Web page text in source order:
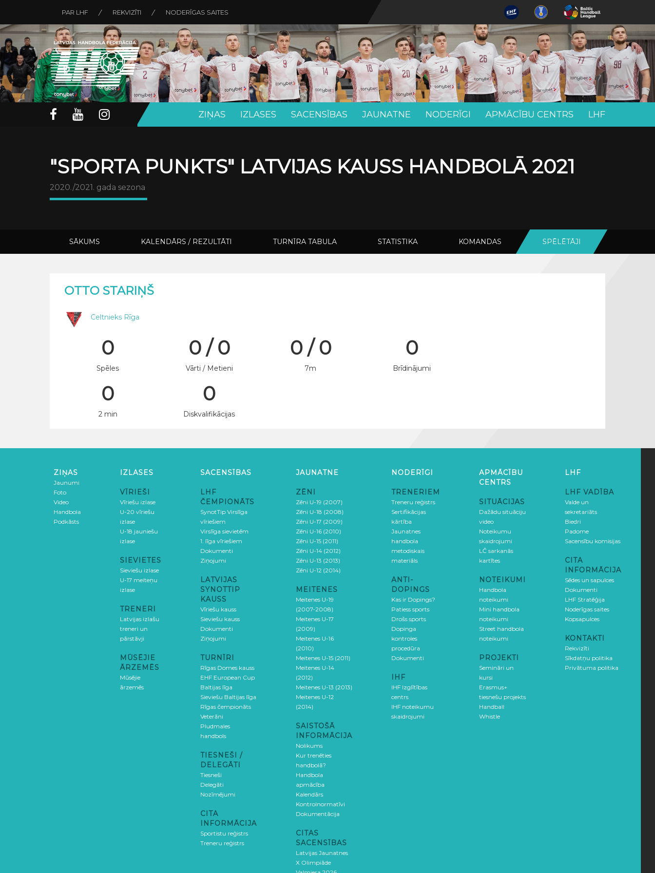
PAR LHF REKVIZĪTI NODERĪGAS SAITES
ZIŅAS IZLASES SACENSĪBAS JAUNATNE NODERĪGI APMĀCĪBU CENTRS LHF
"SPORTA PUNKTS" LATVIJAS KAUSS HANDBOLĀ 2021
2020./2021. gada sezona
SĀKUMS KALENDĀRS / REZULTĀTI TURNĪRA TABULA STATISTIKA KOMANDAS SPĒLĒTĀJI
OTTO STARIŅŠ
Celtnieks Rīga
0
Spēles
0 / 0
Vārti / Metieni
0 / 0
7m
0
Brīdinājumi
0
2 min
0
Diskvalifikācijas
ZIŅAS
Jaunumi
Foto
Video
Handbola
Podkāsts
IZLASES
VĪRIEŠI
Vīriešu izlase
U-20 vīriešu
izlase
U-18 jauniešu
izlase
SIEVIETES
Sieviešu izlase
U-17 meiteņu
izlase
TRENERI
Latvijas izlašu
treneri un
pārstāvji
MŪSĒJIE
ĀRZEMĒS
Mūsējie
ārzemēs
SACENSĪBAS
LHF
ČEMPIONĀTS
SynotTip Virslīga
vīriešiem
Virslīga sievietēm
1. līga vīriešiem
Dokumenti
Ziņojumi
LATVIJAS
SYNOTTIP
KAUSS
Vīriešu kauss
Sieviešu kauss
Dokumenti
Ziņojumi
TURNĪRI
Rīgas Domes kauss
EHF European Cup
Baltijas līga
Sieviešu Baltijas līga
Rīgas čempionāts
Veterāni
Pludmales
handbols
TIESNEŠI /
DELEGĀTI
Tiesneši
Delegāti
Nozīmējumi
CITA
INFORMĀCIJA
Sportistu reģistrs
Treneru reģistrs
JAUNATNE
ZĒNI
Zēni U-19 (2007)
Zēni U-18 (2008)
Zēni U-17 (2009)
Zēni U-16 (2010)
Zēni U-15 (2011)
Zēni U-14 (2012)
Zēni U-13 (2013)
Zēni U-12 (2014)
MEITENES
Meitenes U-19
(2007-2008)
Meitenes U-17
(2009)
Meitenes U-16
(2010)
Meitenes U-15 (2011)
Meitenes U-14
(2012)
Meitenes U-13 (2013)
Meitenes U-12
(2014)
SAISTOŠĀ
INFORMĀCIJA
Nolikums
Kur trenēties
handbolā?
Handbola
apmācība
Kalendārs
Kontrolnormatīvi
Dokumentācija
CITAS
SACENSĪBAS
Latvijas Jaunatnes
X Olimpiāde
NODERĪGI
TRENERIEM
Treneru reģistrs
Sertifikācijas
kārtība
Jaunatnes
handbola
metodiskais
materiāls
ANTI-
DOPINGS
Kas ir Dopings?
Patiess sports
Drošs sports
Dopinga
kontroles
procedūra
Dokumenti
IHF
IHF Izglītības
centrs
IHF noteikumu
skaidrojumi
APMĀCĪBU
CENTRS
SITUĀCIJAS
Dažādu situāciju
video
Noteikumu
skaidrojumi
LČ sarkanās
kartītes
NOTEIKUMI
Handbola
noteikumi
Mini handbola
noteikumi
Street handbola
noteikumi
PROJEKTI
Semināri un
kursi
Erasmus+
tiesnešu projekts
Handball
Whistle
LHF
LHF VADĪBA
Valde un
sekretariāts
Biedri
Padome
Sacensību komisijas
CITA
INFORMĀCIJA
Sēdes un sapulces
Dokumenti
LHF Stratēģija
Noderīgas saites
Kopsapulces
KONTAKTI
Rekvizīti
Sīkdatņu politika
Privātuma politika